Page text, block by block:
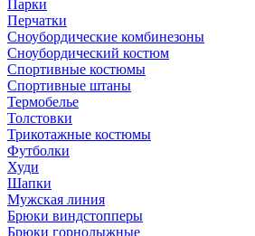
Парки
Перчатки
Сноубордические комбинезоны
Сноубордический костюм
Спортивные костюмы
Спортивные штаны
Термобелье
Толстовки
Трикотажные костюмы
Футболки
Худи
Шапки
Мужская линия
Брюки виндстопперы
Брюки горнолыжные